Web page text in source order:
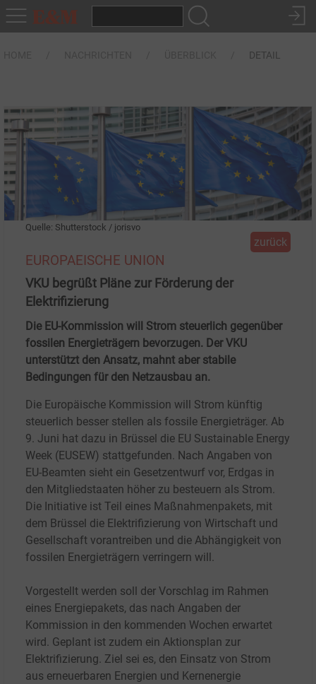
DETAIL
Quelle: Shutterstock / jorisvo
zurück
EUROPAEISCHE UNION
VKU begrüßt Pläne zur Förderung der
Elektrifizierung
Die EU-Kommission will Strom steuerlich gegenüber
fossilen Energieträgern bevorzugen. Der VKU
unterstützt den Ansatz, mahnt aber stabile
Bedingungen für den Netzausbau an.
Die Europäische Kommission will Strom künftig
steuerlich besser stellen als fossile Energieträger. Ab
9. Juni hat dazu in Brüssel die EU Sustainable Energy
Week (EUSEW) stattgefunden. Nach Angaben von
EU-Beamten sieht ein Gesetzentwurf vor, Erdgas in
den Mitgliedstaaten höher zu besteuern als Strom.
Die Initiative ist Teil eines Maßnahmenpakets, mit
dem Brüssel die Elektrifizierung von Wirtschaft und
Gesellschaft vorantreiben und die Abhängigkeit von
fossilen Energieträgern verringern will.
Vorgestellt werden soll der Vorschlag im Rahmen
eines Energiepakets, das nach Angaben der
Kommission in den kommenden Wochen erwartet
wird. Geplant ist zudem ein Aktionsplan zur
Elektrifizierung. Ziel sei es, den Einsatz von Strom
aus erneuerbaren Energien und Kernenergie